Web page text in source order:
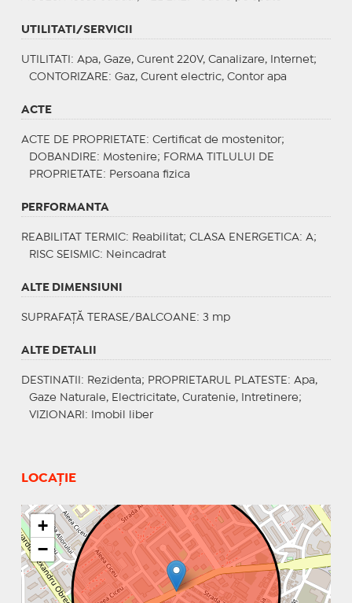
UTILITATI/SERVICII
UTILITATI : Apa, Gaze, Curent 220V, Canalizare, Internet;
CONTORIZARE : Gaz, Curent electric, Contor apa
ACTE
ACTE DE PROPRIETATE : Certificat de mostenitor;
DOBANDIRE : Mostenire; FORMA TITLULUI DE
PROPRIETATE : Persoana fizica
PERFORMANTA
REABILITAT TERMIC: Reabilitat; CLASA ENERGETICA: A;
RISC SEISMIC: Neincadrat
ALTE DIMENSIUNI
SUPRAFAȚĂ TERASE/BALCOANE: 3 mp
ALTE DETALII
DESTINATII : Rezidenta; PROPRIETARUL PLATESTE : Apa,
Gaze Naturale, Electricitate, Curatenie, Intretinere;
VIZIONARI : Imobil liber
LOCAȚIE
+
−